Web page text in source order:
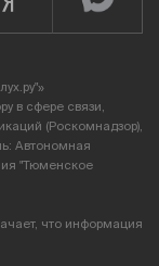
в сфере связи,
(Роскомнадзор),
Автономная
"Тюменское
что информация